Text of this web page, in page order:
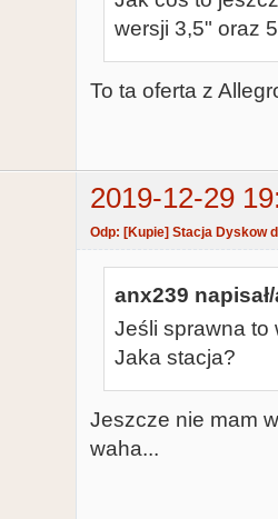
wersji 3,5" oraz
To ta oferta z
2019-12-29
Odp: [Kupie] Stacja Dyskow
anx239
Jeśli sprawna to
Jaka stacja?
Jeszcze nie mam
waha...